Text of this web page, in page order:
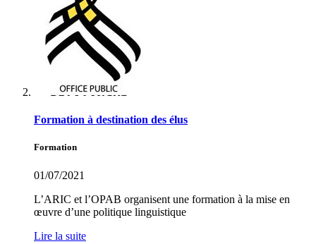
Formation à destination des élus
Formation
01/07/2021
L’ARIC et l’OPAB organisent une formation à la mise en
œuvre d’une politique linguistique
Lire la suite